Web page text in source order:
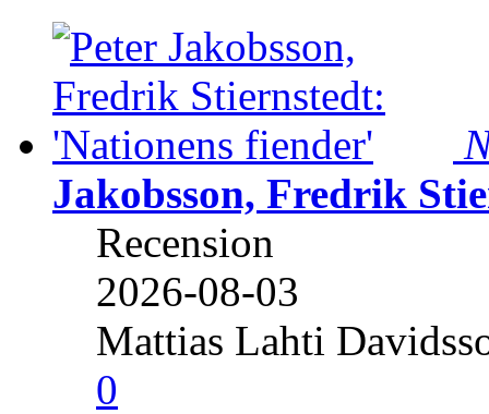
Jakobsson, Fredrik
Recension
2026-08-03
Mattias Lahti
0